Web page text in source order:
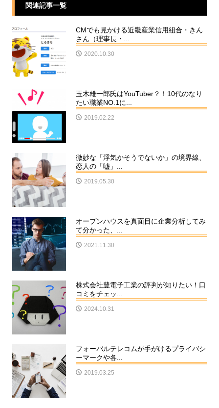
関連記事一覧
CMでも見かける近畿産業信用組合・きん
さん（理事長・...
2020.10.30
玉木雄一郎氏はYouTuber？！10代のなり
たい職業NO.1に...
2019.02.22
微妙な「浮気かそうでないか」の境界線、
恋人の「嘘」...
2019.05.30
オープンハウスを真面目に企業分析してみ
て分かった、...
2021.11.30
株式会社豊電子工業の評判が知りたい！口
コミをチェッ...
2024.10.31
フォーバルテレコムが手がけるプライバシ
ーマークや各...
2019.03.25